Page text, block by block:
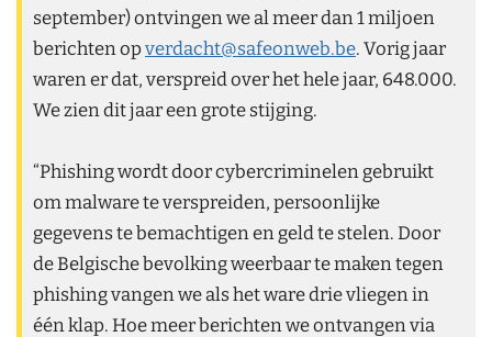
september) ontvingen we al meer dan 1 miljoen
berichten opverdacht@safeonweb.be. Vorig jaar
waren er dat, verspreid over het hele jaar, 648.000.
We zien dit jaar een grote stijging.
“Phishing wordt door cybercriminelen gebruikt
om malware te verspreiden, persoonlijke
gegevens te bemachtigen en geld te stelen. Door
de Belgische bevolking weerbaar te maken tegen
phishing vangen we als het ware drie vliegen in
één klap. Hoe meer berichten we ontvangen via